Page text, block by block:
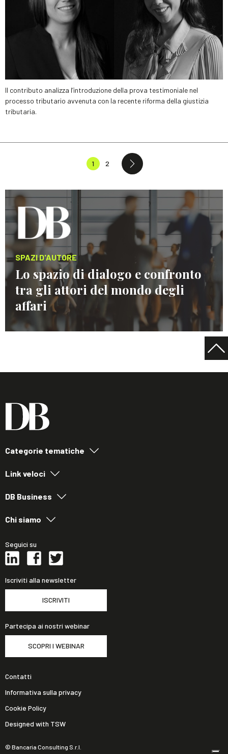
Il contributo analizza l’introduzione della prova testimoniale nel
processo tributario avvenuta con la recente riforma della giustizia
tributaria.
1 2
SPAZI D'AUTORE
Lo spazio di dialogo e confronto
tra gli attori del mondo degli
affari
Categorie tematiche
Link veloci
DB Business
Chi siamo
Seguici su
Iscriviti alla newsletter
ISCRIVITI
Partecipa ai nostri webinar
SCOPRI I WEBINAR
© Bancaria Consulting S.r.l.
Contatti
Informativa sulla privacy
Cookie Policy
Designed with TSW